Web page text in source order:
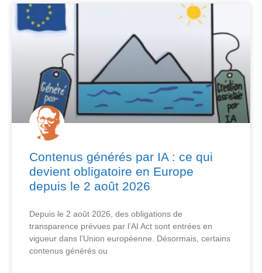
Contenus générés par IA : ce qui
devient obligatoire en Europe
depuis le 2 août 2026
Depuis le 2 août 2026, des obligations de
transparence prévues par l’AI Act sont entrées en
vigueur dans l’Union européenne. Désormais, certains
contenus générés ou